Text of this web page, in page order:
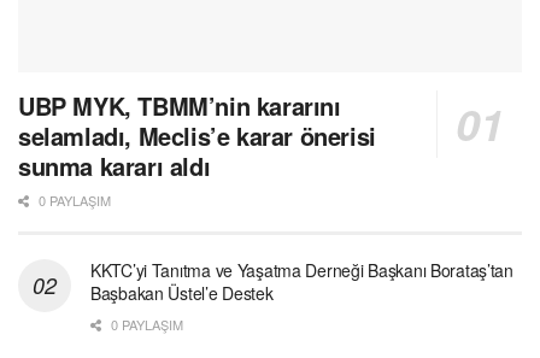
UBP MYK, TBMM’nin kararını
selamladı, Meclis’e karar önerisi
sunma kararı aldı
0 PAYLAŞIM
KKTC’yi Tanıtma ve Yaşatma Derneği Başkanı Borataş’tan
Başbakan Üstel’e Destek
0 PAYLAŞIM